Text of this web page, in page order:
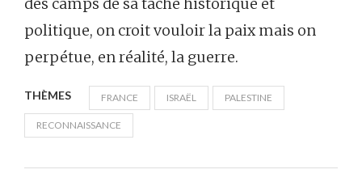
politique, on croit vouloir la paix mais on
perpétue, en réalité, la guerre.
THÈMES FRANCE ISRAËL PALESTINE
RECONNAISSANCE